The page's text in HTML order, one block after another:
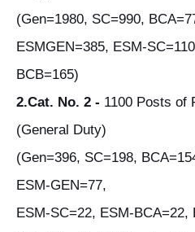
(Gen=1980, SC=990,
ESMGEN=385, ESM-
BCB=165)
2.Cat. No. 2 - 1100 Posts of
(General Duty)
(Gen=396, SC=198,
ESM-GEN=77,
ESM-SC=22, ESM-BCA=22,